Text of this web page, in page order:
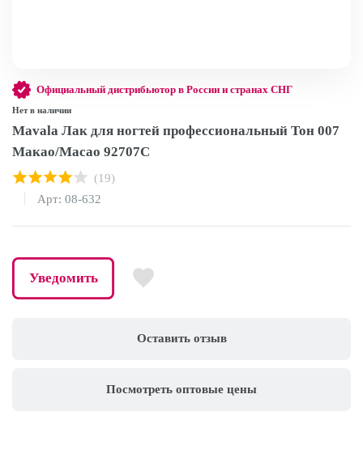
Оставить отзыв
Посмотреть оптовые цены
Официальный дистрибьютор в России и странах СНГ
Нет в наличии
Mavala Лак для ногтей профессиональный Тон 007
Макао/Macao 92707C
(19)
Арт: 08-632
Уведомить